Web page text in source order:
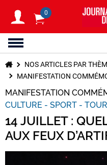
0
NOS ARTICLES PAR
MANIFESTATION
MANIFESTATION
CULTURE - SPORT -
14 JUILLET :
AUX FEUX